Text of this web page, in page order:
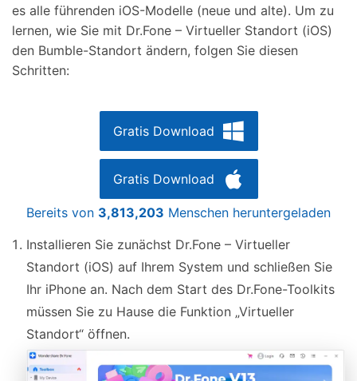
es alle führenden iOS-Modelle (neue und alte). Um zu
lernen, wie Sie mit Dr.Fone – Virtueller Standort (iOS)
den Bumble-Standort ändern, folgen Sie diesen
Schritten:
Gratis Download
Gratis Download
Bereits von 3,813,203 Menschen heruntergeladen
Installieren Sie zunächst Dr.Fone – Virtueller
Standort (iOS) auf Ihrem System und schließen Sie
Ihr iPhone an. Nach dem Start des Dr.Fone-Toolkits
müssen Sie zu Hause die Funktion „Virtueller
Standort“ öffnen.